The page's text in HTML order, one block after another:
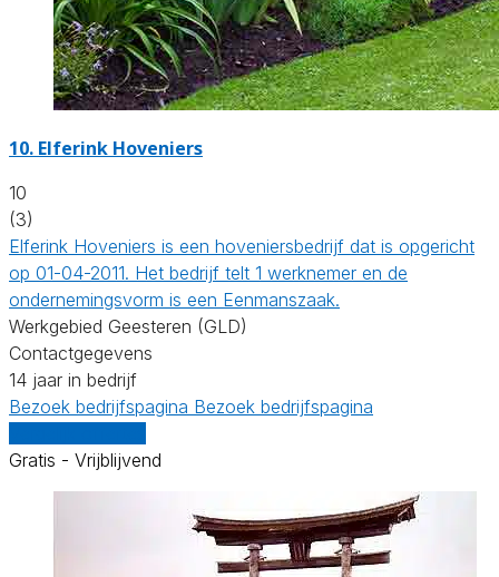
10. Elferink Hoveniers
10
(3)
Elferink Hoveniers is een hoveniersbedrijf dat is opgericht
op 01-04-2011. Het bedrijf telt 1 werknemer en de
ondernemingsvorm is een Eenmanszaak.
Werkgebied Geesteren (GLD)
Contactgegevens
14 jaar in bedrijf
Bezoek bedrijfspagina Bezoek bedrijfspagina
Gratis - Vrijblijvend